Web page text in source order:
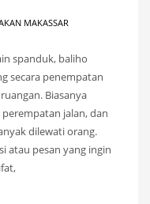
MAKASSAR
spanduk, baliho
secara penempatan
Biasanya
jalan, dan
dilewati orang.
atau pesan yang ingin